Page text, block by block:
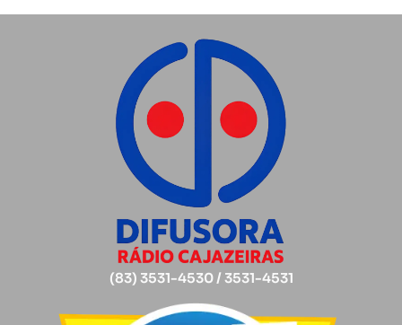
(83) 3531-4530 / 3531-4531